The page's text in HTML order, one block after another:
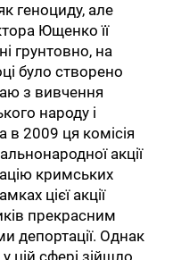
геноциду, але
Ющенко її
грунтовно, на
було створено
з вивчення
народу і
в 2009 ця комісія
акції
кримських
цієї акції
прекрасним
депортації. Однак